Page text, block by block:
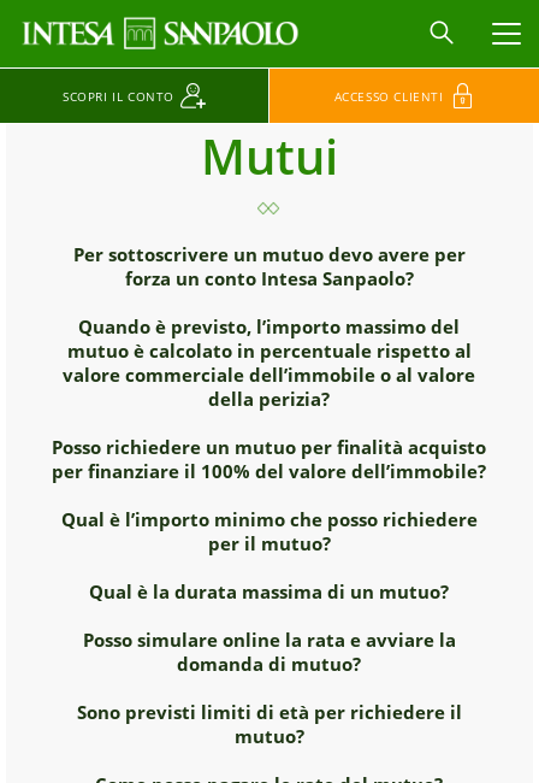
SCOPRI IL CONTO ACCESSO CLIENTI
Mutui
Per sottoscrivere un mutuo devo avere per
forza un conto Intesa Sanpaolo?
Quando è previsto, l’importo massimo del
mutuo è calcolato in percentuale rispetto al
valore commerciale dell’immobile o al valore
della perizia?
Posso richiedere un mutuo per finalità acquisto
per finanziare il 100% del valore dell’immobile?
Qual è l’importo minimo che posso richiedere
per il mutuo?
Qual è la durata massima di un mutuo?
Posso simulare online la rata e avviare la
domanda di mutuo?
Sono previsti limiti di età per richiedere il
mutuo?